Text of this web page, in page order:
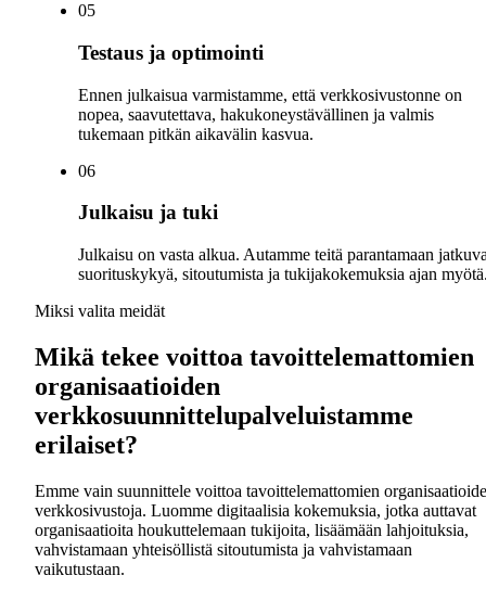
05
Testaus ja optimointi
Ennen julkaisua varmistamme, että verkkosivustonne on
nopea, saavutettava, hakukoneystävällinen ja valmis
tukemaan pitkän aikavälin kasvua.
06
Julkaisu ja tuki
Julkaisu on vasta alkua. Autamme teitä parantamaan
suorituskykyä, sitoutumista ja tukijakokemuksia ajan
Miksi valita meidät
Mikä tekee voittoa tavoittelemattomien
organisaatioiden
verkkosuunnittelupalveluistamme
erilaiset?
Emme vain suunnittele voittoa tavoittelemattomien
verkkosivustoja. Luomme digitaalisia kokemuksia, jotka auttavat
organisaatioita houkuttelemaan tukijoita, lisäämään lahjoituksia,
vahvistamaan yhteisöllistä sitoutumista ja vahvistamaan
vaikutustaan.